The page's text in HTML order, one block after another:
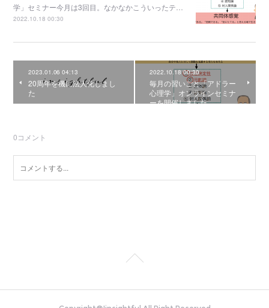
学」セミナー今月は3回目。なかなかこういったテ…
2022.10.18 00:30
2023.01.06 04:13
20周年を機に法人化しまし
た
2022.10.18 00:30
毎月の習いごと「アドラー
心理学」オンラインセミナ
ーを開催しました。
0コメント